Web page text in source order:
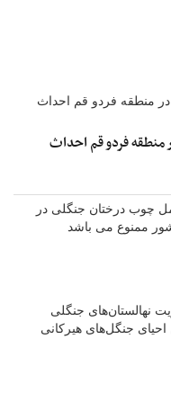
منطقه فردو قم احداث